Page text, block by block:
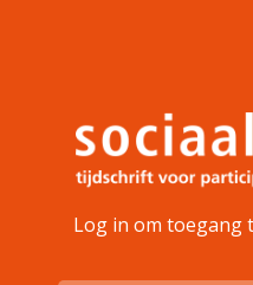
Log in om toegang